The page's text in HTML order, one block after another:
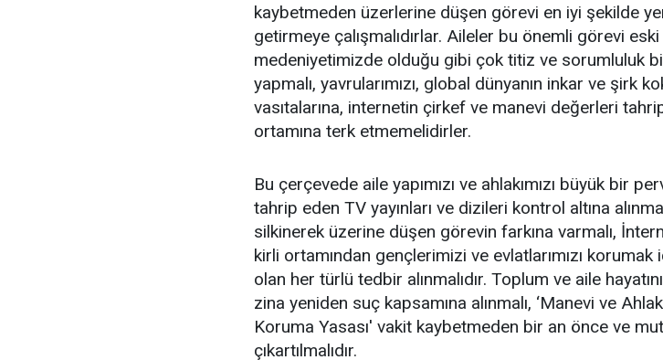
kaybetmeden üzerlerine düşen görevi en iyi şekilde
getirmeye çalışmalıdırlar. Aileler bu önemli görevi eski
medeniyetimizde olduğu gibi çok titiz ve sorumluluk
yapmalı, yavrularımızı, global dünyanın inkar ve şirk
vasıtalarına, internetin çirkef ve manevi değerleri
ortamına terk etmemelidirler.
Bu çerçevede aile yapımızı ve ahlakımızı büyük bir
tahrip eden TV yayınları ve dizileri kontrol altına
silkinerek üzerine düşen görevin farkına varmalı,
kirli ortamından gençlerimizi ve evlatlarımızı korumak
olan her türlü tedbir alınmalıdır. Toplum ve aile
zina yeniden suç kapsamına alınmalı, ‘Manevi ve
Koruma Yasası' vakit kaybetmeden bir an önce ve
çıkartılmalıdır.